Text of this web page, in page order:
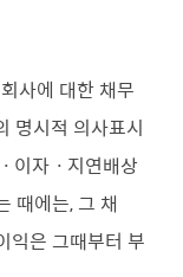
사에 대한 채무
명시적 의사표시
이자ㆍ지연배상
때에는, 그 채
익은 그때부터 부